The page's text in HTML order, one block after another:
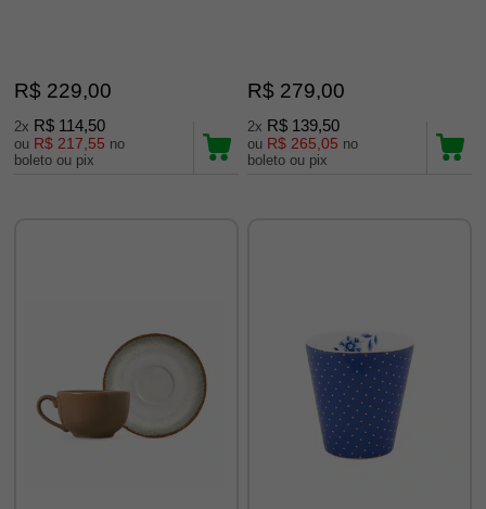
R$ 229,00
2x R$ 114,50
ou R$ 217,55 no
boleto ou pix
R$ 279,00
2x R$ 139,50
ou R$ 265,05 no
boleto ou pix